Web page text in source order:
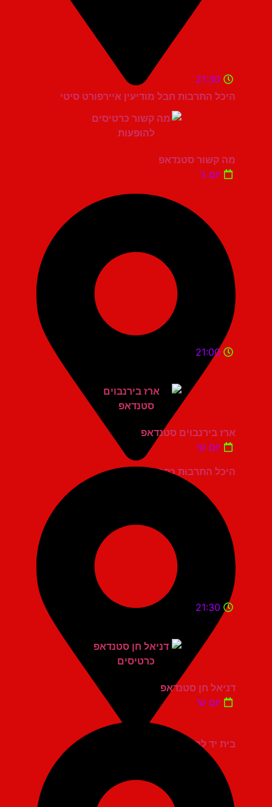
היכל התרבות חבל מודיעין איירפורט סיטי
21:30
מה קשור סטנדאפ
יום ג'
היכל התרבות כפר סבא
21:00
ארז בירנבוים סטנדאפ
יום ש'
בית יד לבנים אשדוד
21:30
דניאל חן סטנדאפ
יום ש'